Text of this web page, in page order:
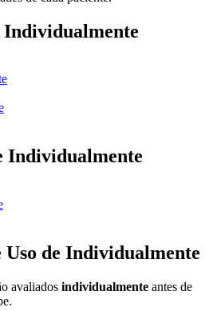
Individualmente
Individualmente
Uso de Individualmente
avaliados individualmente antes de